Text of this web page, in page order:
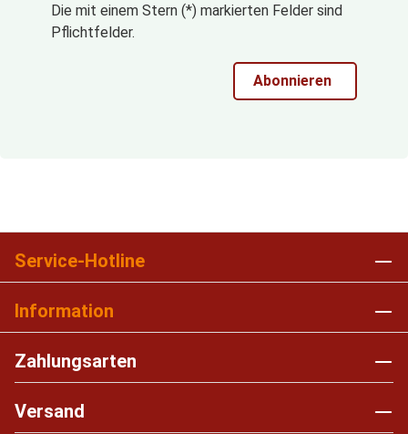
Die mit einem Stern (*) markierten Felder sind
Pflichtfelder.
Abonnieren
Service-Hotline
Information
Zahlungsarten
Versand